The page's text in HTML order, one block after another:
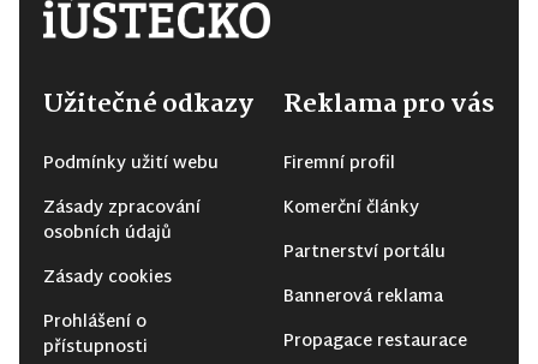
Užitečné odkazy
Podmínky užití webu
Zásady zpracování
osobních údajů
Zásady cookies
Prohlášení o
přístupnosti
Reklama pro vás
Firemní profil
Komerční články
Partnerství portálu
Bannerová reklama
Propagace restaurace